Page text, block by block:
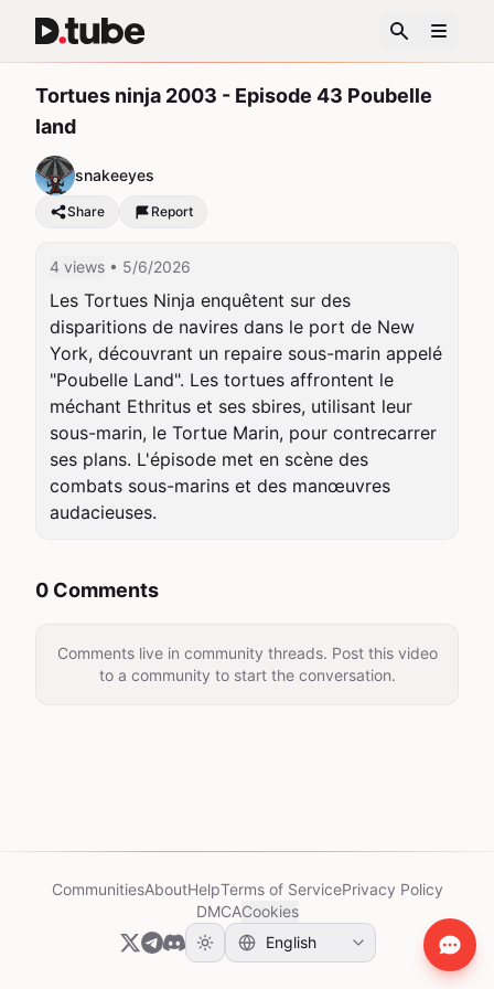
Tortues ninja 2003 - Episode 43 Poubelle
land
snakeeyes
Share Report
4 views • 5/6/2026
Les Tortues Ninja enquêtent sur des
disparitions de navires dans le port de New
York, découvrant un repaire sous-marin appelé
"Poubelle Land". Les tortues affrontent le
méchant Ethritus et ses sbires, utilisant leur
sous-marin, le Tortue Marin, pour contrecarrer
ses plans. L'épisode met en scène des
combats sous-marins et des manœuvres
audacieuses.
0 Comments
Comments live in community threads. Post this video
to a community to start the conversation.
CommunitiesAboutHelpTerms of ServicePrivacy Policy
DMCACookies